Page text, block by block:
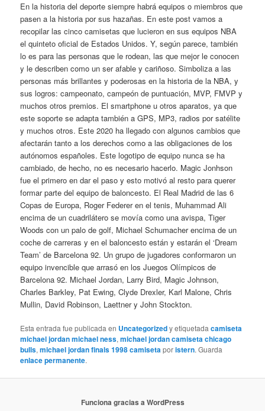
En la historia del deporte siempre habrá equipos o miembros que
pasen a la historia por sus hazañas. En este post vamos a
recopilar las cinco camisetas que lucieron en sus equipos NBA
el quinteto oficial de Estados Unidos. Y, según parece, también
lo es para las personas que le rodean, las que mejor le conocen
y le describen como un ser afable y cariñoso. Simboliza a las
personas más brillantes y poderosas en la historia de la NBA, y
sus logros: campeonato, campeón de puntuación, MVP, FMVP y
muchos otros premios. El smartphone u otros aparatos, ya que
este soporte se adapta también a GPS, MP3, radios por satélite
y muchos otros. Este 2020 ha llegado con algunos cambios que
afectarán tanto a los derechos como a las obligaciones de los
autónomos españoles. Este logotipo de equipo nunca se ha
cambiado, de hecho, no es necesario hacerlo. Magic Jonhson
fue el primero en dar el paso y esto motivó al resto para querer
formar parte del equipo de baloncesto. El Real Madrid de las 6
Copas de Europa, Roger Federer en el tenis, Muhammad Ali
encima de un cuadrilátero se movía como una avispa, Tiger
Woods con un palo de golf, Michael Schumacher encima de un
coche de carreras y en el baloncesto están y estarán el ‘Dream
Team’ de Barcelona 92. Un grupo de jugadores conformaron un
equipo invencible que arrasó en los Juegos Olímpicos de
Barcelona 92. Michael Jordan, Larry Bird, Magic Johnson,
Charles Barkley, Pat Ewing, Clyde Drexler, Karl Malone, Chris
Mullin, David Robinson, Laettner y John Stockton.
Esta entrada fue publicada en Uncategorizedy etiquetadacamiseta
michael jordan michael ness,michael jordan camiseta chicago
bulls,michael jordan finals 1998 camisetaporistern. Guarda
enlace permanente.
Funciona gracias a WordPress